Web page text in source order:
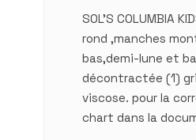
SOL'S COLUMBIA
rond ,manches
bas,demi-lune et
décontractée (1)
viscose. pour la
chart dans la